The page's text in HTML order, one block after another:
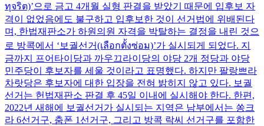
ทุจริต)’으로 금고 4개월 실형 판결을 받았기 때문에 입후보 자
격이 없었음에도 불구하고 입후보한 것이 선거법에 위배된다
며, 한법재판소가 하원의원 자격을 박탈하는 결정을 내린 것으
로 방콕에서 ‘보궐선거(เลือกตั้งซ่อม)’가 실시되게 되었다. 지
금까지 프어타이당과 까우끄라이당의 야당 2개 정당과 야당
민주당이 후보자를 세울 것이라고 표명했다. 하지만 팔랑쁘라
차랏당은 후보자에 대한 입장을 전혀 밝히지 않고 있다. 보궐
선거는 헌법재판소 판결 후 45일 이내에 실시해야 한다. 한편,
2022년 새해에 보궐선거가 실시되는 지역은 남부에서는 쏭크
라 6선거구, 춤폰 1선거구, 그리고 방콕 락씨 선거구를 포함한